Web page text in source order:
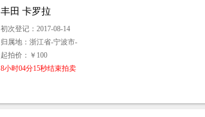
丰田 卡罗拉
初次登记：2017-08-14
归属地：浙江省-宁波市-
起拍价：￥100
8小时04分15秒结束拍卖